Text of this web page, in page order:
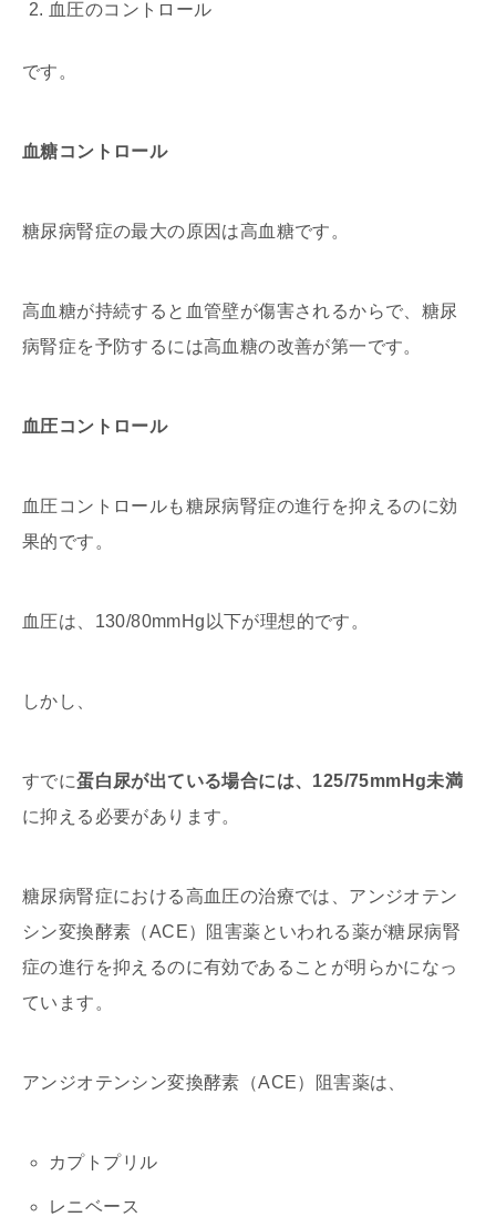
血圧のコントロール
です。
血糖コントロール
糖尿病腎症の最大の原因は高血糖です。
高血糖が持続すると血管壁が傷害されるからで、糖尿
病腎症を予防するには高血糖の改善が第一です。
血圧コントロール
血圧コントロールも糖尿病腎症の進行を抑えるのに効
果的です。
血圧は、130/80mmHg以下が理想的です。
しかし、
すでに蛋白尿が出ている場合には、125/75mmHg未満
に抑える必要があります。
糖尿病腎症における高血圧の治療では、アンジオテン
シン変換酵素（ACE）阻害薬といわれる薬が糖尿病腎
症の進行を抑えるのに有効であることが明らかになっ
ています。
アンジオテンシン変換酵素（ACE）阻害薬は、
カプトプリル
レニベース